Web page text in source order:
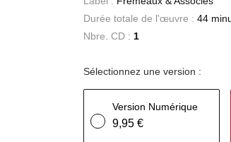
Durée totale de l'œuvre : 44
Nbre. CD : 1
Sélectionnez une version :
Version Numérique
9,95 €